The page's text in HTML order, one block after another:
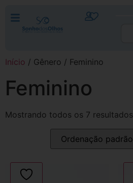
Início / Gênero / Feminino
Feminino
Mostrando todos os 7 resultados